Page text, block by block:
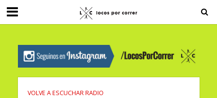
G-0X2PD3RFLV
VOLVE A ESCUCHAR RADIO